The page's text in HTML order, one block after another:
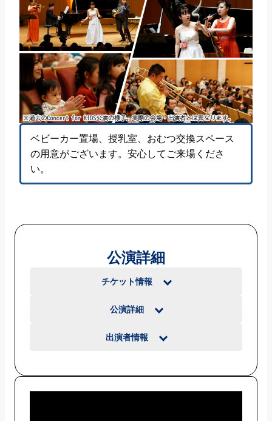
ベビーカー置場、授乳室、おむつ交換スペース
の用意がございます。安心してご来場くださ
い。
公演詳細
チケット情報
公演詳細
出演者情報